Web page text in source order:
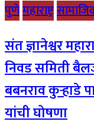
पुणेमहाराष्ट्र
संत ज्ञानेश्वर
निवड समिती
बबनराव कुऱ्हाडे
यांची घोषणा